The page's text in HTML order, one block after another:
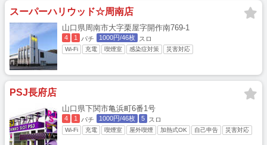
スーパーハリウッド☆周南店
山口県周南市大字栗屋字開作南769-1
4 1 パチ 1000円/46枚 スロ
Wi-Fi 充電 喫煙室 感染症対策 災害対応
PSJ長府店
山口県下関市亀浜町6番1号
4 1 パチ 1000円/46枚 5 スロ
Wi-Fi 充電 喫煙室 屋外喫煙 加熱式OK 自己申告 災害対応